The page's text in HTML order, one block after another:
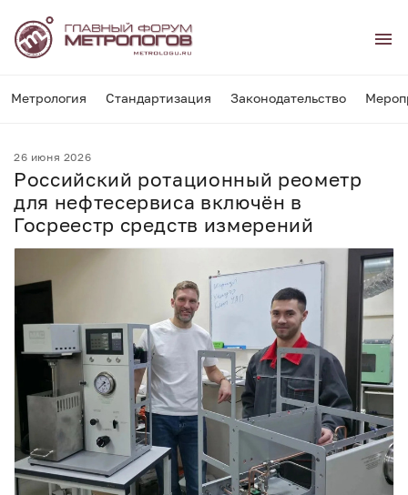
Метрология Стандартизация Законодательство
26 июня 2026
Российский ротационный реометр
для нефтесервиса включён в
Госреестр средств измерений